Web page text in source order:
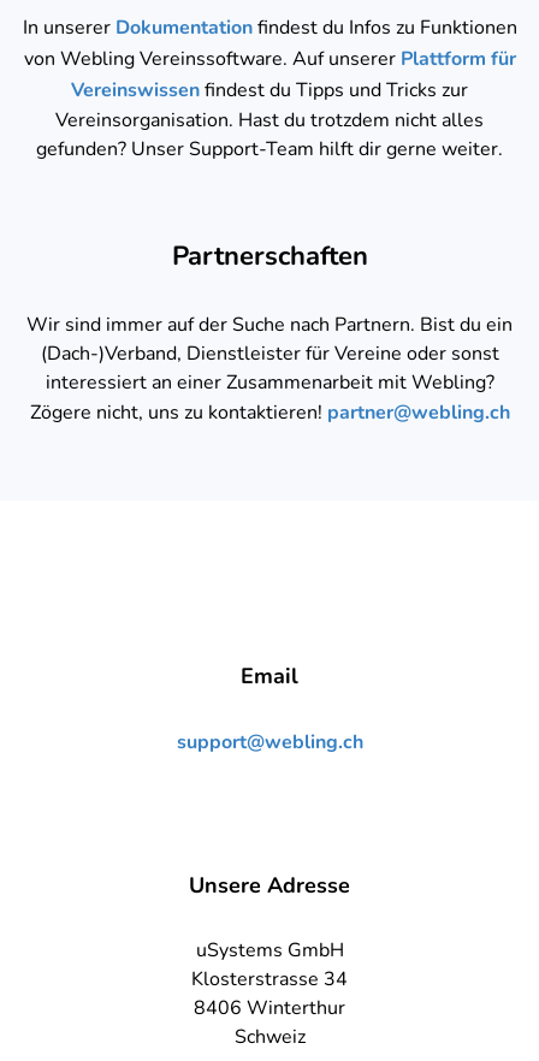
In unserer Dokumentationfindest du Infos zu Funktionen
von Webling Vereinssoftware. Auf unserer Plattform für
Vereinswissenfindest du Tipps und Tricks zur
Vereinsorganisation. Hast du trotzdem nicht alles
gefunden? Unser Support-Team hilft dir gerne weiter.
Partnerschaften
Wir sind immer auf der Suche nach Partnern. Bist du ein
(Dach-)Verband, Dienstleister für Vereine oder sonst
interessiert an einer Zusammenarbeit mit Webling?
Zögere nicht, uns zu kontaktieren! partner@webling.ch
Email
support@webling.ch
Unsere Adresse
uSystems GmbH
Klosterstrasse 34
8406 Winterthur
Schweiz